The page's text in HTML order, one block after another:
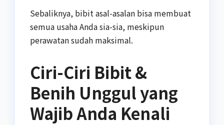
Sebaliknya, bibit asal-asalan bisa membuat
semua usaha Anda sia-sia, meskipun
perawatan sudah maksimal.
Ciri-Ciri Bibit &
Benih Unggul yang
Wajib Anda Kenali